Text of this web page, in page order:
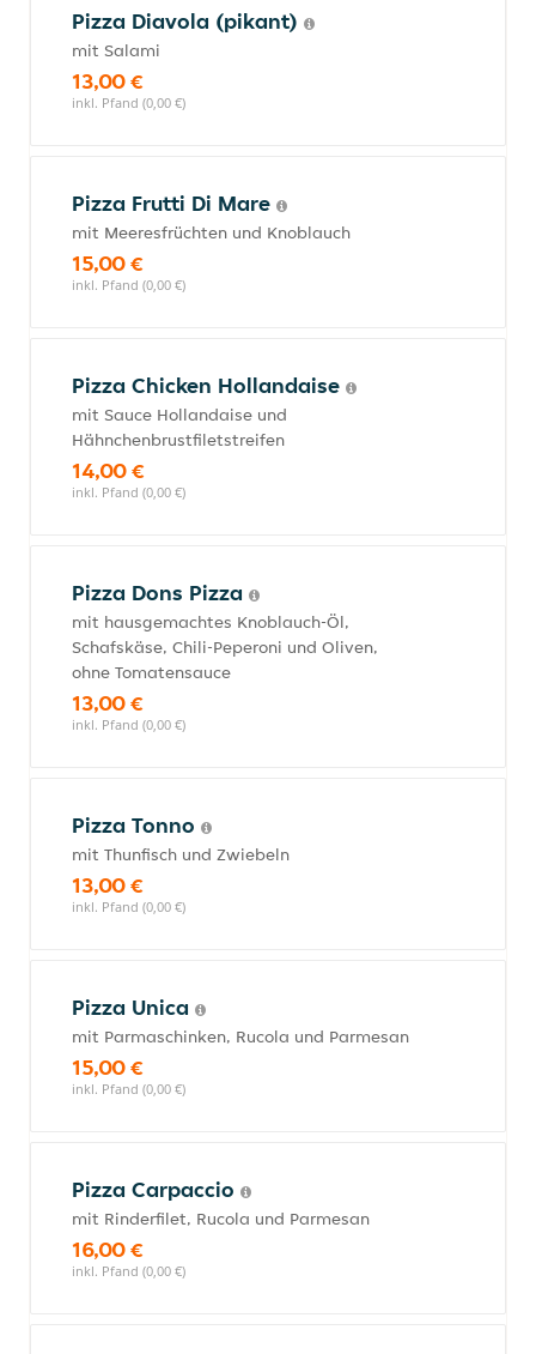
Pizza Diavola (pikant)
mit Salami
13,00 €
inkl. Pfand (0,00 €)
Pizza Frutti Di Mare
mit Meeresfrüchten und Knoblauch
15,00 €
inkl. Pfand (0,00 €)
Pizza Chicken Hollandaise
mit Sauce Hollandaise und
Hähnchenbrustfiletstreifen
14,00 €
inkl. Pfand (0,00 €)
Pizza Dons Pizza
mit hausgemachtes Knoblauch-Öl,
Schafskäse, Chili-Peperoni und Oliven,
ohne Tomatensauce
13,00 €
inkl. Pfand (0,00 €)
Pizza Tonno
mit Thunfisch und Zwiebeln
13,00 €
inkl. Pfand (0,00 €)
Pizza Unica
mit Parmaschinken, Rucola und Parmesan
15,00 €
inkl. Pfand (0,00 €)
Pizza Carpaccio
mit Rinderfilet, Rucola und Parmesan
16,00 €
inkl. Pfand (0,00 €)